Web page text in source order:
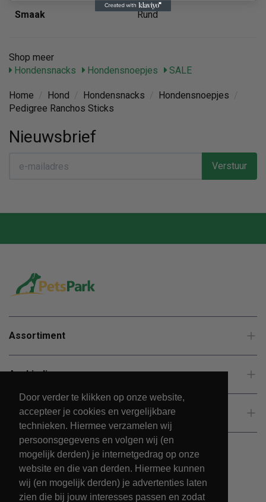
Door verder te klikken op onze website,
accepteer je cookies en vergelijkbare
technieken. Hiermee verzamelen wij
persoonsgegevens en volgen wij (en
mogelijk derden) je internetgedrag op onze
website en die van derden. Hiermee kunnen
wij (en mogelijk derden) je advertenties laten
zien die bij jouw interesses passen en zodat
Smaak
Rund
Shop meer
Hondensnacks
Hondensnoepjes SALE
Home Hond Hondensnacks Hondensnoepjes
Pedigree Ranchos Sticks
Nieuwsbrief
Verstuur
Assortiment
Aanbiedingen
Klantenservice